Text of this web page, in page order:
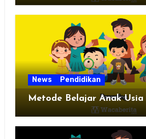
News Pendidikan
Metode Belajar Anak Usia